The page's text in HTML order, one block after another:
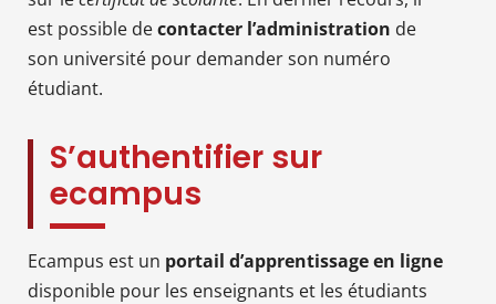
est possible decontacter l’administration de
son université pour demander son numéro
étudiant.
S’authentifier sur
ecampus
Ecampus est un portail d’apprentissage en ligne
disponible pour les enseignants et les étudiants